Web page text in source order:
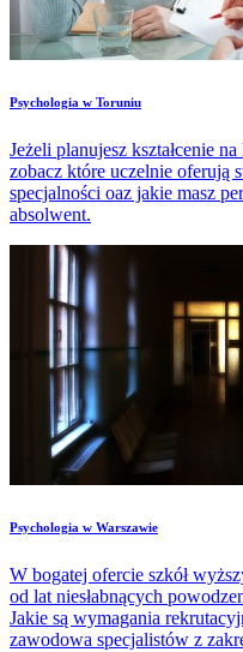
​Psychologia w Toruniu
Jeżeli planujesz kształcenie
zobacz które uczelnie oferują
specjalności oaz jakie masz
absolwent.
​Psychologia w Warszawie
W bogatej ofercie szkół
od lat niesłabnących
Jakie są wymagania
zawodowa specjalistów z